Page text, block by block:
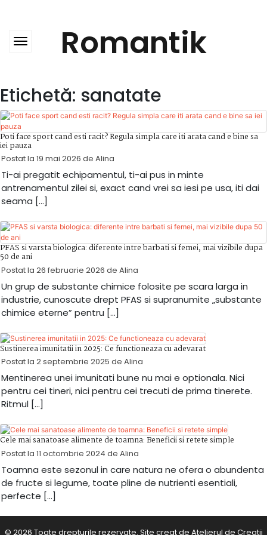
Romantik
Etichetă: sanatate
Poti face sport cand esti racit? Regula simpla care iti arata cand e bine sa
iei pauza
Postat la 19 mai 2026 de Alina
Ti-ai pregatit echipamentul, ti-ai pus in minte
antrenamentul zilei si, exact cand vrei sa iesi pe usa, iti dai
seama […]
PFAS si varsta biologica: diferente intre barbati si femei, mai vizibile dupa
50 de ani
Postat la 26 februarie 2026 de Alina
Un grup de substante chimice folosite pe scara larga in
industrie, cunoscute drept PFAS si supranumite „substante
chimice eterne” pentru […]
Sustinerea imunitatii in 2025: Ce functioneaza cu adevarat
Postat la 2 septembrie 2025 de Alina
Mentinerea unei imunitati bune nu mai e optionala. Nici
pentru cei tineri, nici pentru cei trecuti de prima tinerete.
Ritmul […]
Cele mai sanatoase alimente de toamna: Beneficii si retete simple
Postat la 11 octombrie 2024 de Alina
Toamna este sezonul in care natura ne ofera o abundenta
de fructe si legume, toate pline de nutrienti esentiali,
perfecte […]
© 2026 Toate drepturile rezervate. Site creat de Atelierul de Creatii